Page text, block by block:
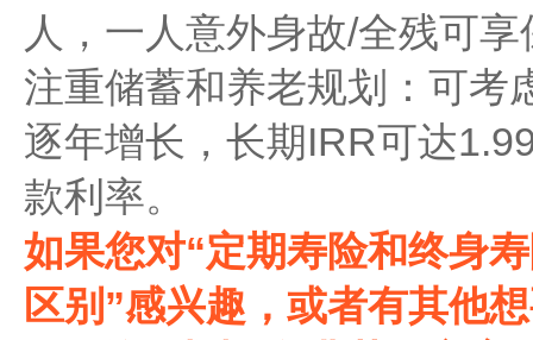
人，一人意外身故/全残可
注重储蓄和养老规划：可考
逐年增长，长期IRR可达
款利率。
如果您对“定期寿险和终身
区别”感兴趣，或者有其他